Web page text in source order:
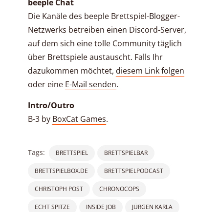
beeple Chat
Die Kanäle des beeple Brettspiel-Blogger-
Netzwerks betreiben einen Discord-Server,
auf dem sich eine tolle Community täglich
über Brettspiele austauscht. Falls Ihr
dazukommen möchtet, diesem Link folgen
oder eine E-Mail senden.
Intro/Outro
B-3 by BoxCat Games.
Tags: BRETTSPIEL BRETTSPIELBAR
BRETTSPIELBOX.DE BRETTSPIELPODCAST
CHRISTOPH POST CHRONOCOPS
ECHT SPITZE INSIDE JOB JÜRGEN KARLA